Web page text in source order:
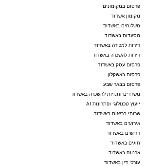
פרסום במקומונים
מקומון אשדוד
משלוחים באשדוד
מסעדות באשדוד
דירות למכירה באשדוד
דירות להשכרה באשדוד
פרסום עסק באשדוד
פרסום באשקלון
פרסום בבאר שבע
משרדים וחנויות להשכרה באשדוד
ייעוץ טכנולוגי ופתרונות AI
שרותי בריאות באשדוד
אירועים באשדוד
דרושים באשדוד
חוגים באשדוד
ארנונה באשדוד
עורכי דין באשדוד